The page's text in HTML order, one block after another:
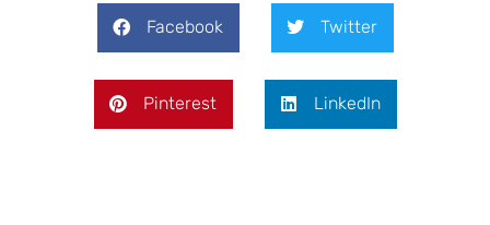
Facebook Twitter
Pinterest LinkedIn